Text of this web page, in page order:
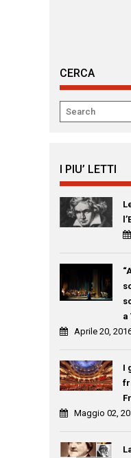
CERCA
I PIU’ LETTI
a
Aprile 20,
I
Maggio 02,